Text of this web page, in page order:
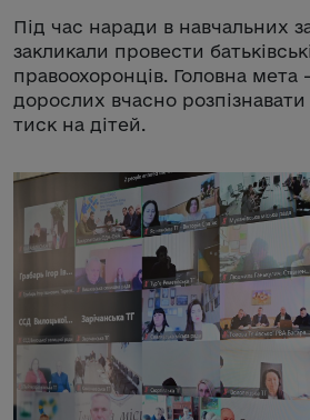
Під час наради в навчальних
закликали провести
правоохоронців. Головна мета
дорослих вчасно
тиск на дітей.